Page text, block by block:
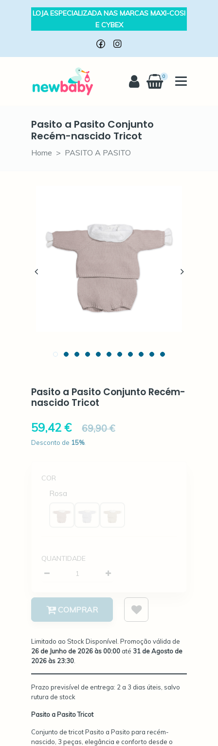
LOJA ESPECIALIZADA NAS MARCAS MAXI-COSI
E CYBEX
0
Pasito a Pasito Conjunto
Recém-nascido Tricot
Home PASITO A PASITO
Pasito a Pasito Conjunto Recém-
nascido Tricot
59,42 € 69,90 €
Desconto de 15%.
Quantidade
COR
Rosa
QUANTIDADE
COMPRAR
Limitado ao Stock Disponível. Promoção válida de
26 de Junho de 2026 às 00:00 até 31 de Agosto de
2026 às 23:30
Prazo previsível de entrega: 2 a 3 dias úteis, salvo
rutura de stock
Pasito a Pasito Tricot
Conjunto de tricot Pasito a Pasito para recém-
nascido, 3 peças, elegância e conforto desde o